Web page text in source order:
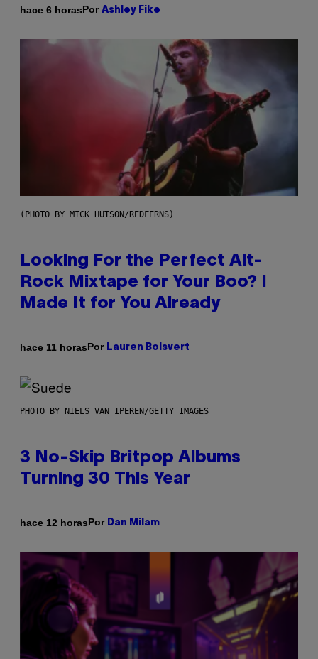
hace 6 horasPor Ashley Fike
(PHOTO BY MICK HUTSON/REDFERNS)
Looking For the Perfect Alt-
Rock Mixtape for Your Boo? I
Made It for You Already
hace 11 horasPor Lauren Boisvert
PHOTO BY NIELS VAN IPEREN/GETTY IMAGES
3 No-Skip Britpop Albums
Turning 30 This Year
hace 12 horasPor Dan Milam